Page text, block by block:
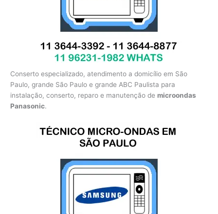
Conserto especializado, atendimento a domicílio em São
Paulo, grande São Paulo e grande ABC Paulista para
instalação, conserto, reparo e manutenção de microondas
Panasonic.